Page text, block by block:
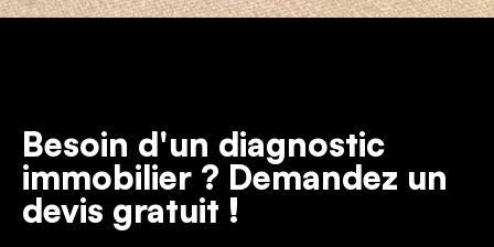
Besoin d'un diagnostic
immobilier ? Demandez un
devis gratuit !